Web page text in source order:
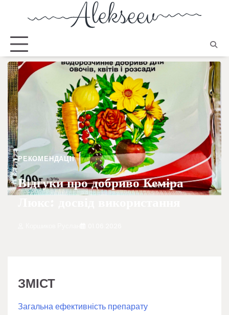
РЕКОМЕНДАЦІЇ
Відгуки про добриво Кеміра
Люкс: досвід використання
ЗМІСТ
Загальна ефективність препарату